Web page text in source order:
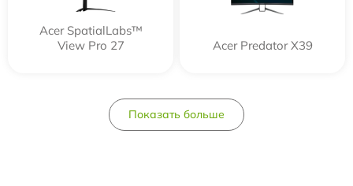
Acer SpatialLabs™
View Pro 27
Acer Predator X39
Показать больше